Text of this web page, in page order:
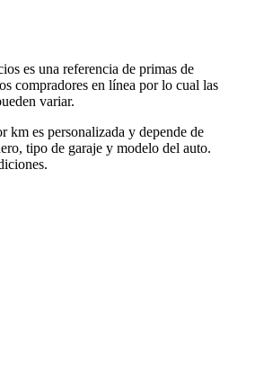
es una referencia de primas de
compradores en línea por lo cual las
variar.
km es personalizada y depende de
tipo de garaje y modelo del auto.